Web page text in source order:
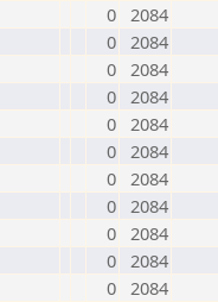
0 2084
0 2084
0 2084
0 2084
0 2084
0 2084
0 2084
0 2084
0 2084
0 2084
0 2084